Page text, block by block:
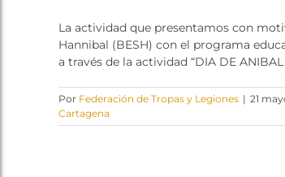
La actividad que presentamos con
Hannibal (BESH) con el programa
a través de la actividad “DIA DE ANIBAL
Por Federación de Tropas y Legiones | 21
Cartagena